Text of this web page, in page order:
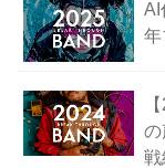
AI
年
の
戦